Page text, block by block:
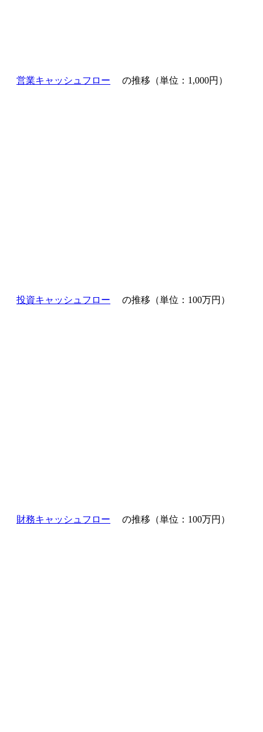
営業キャッシュフロー の推移（単位：1,000円）
投資キャッシュフロー の推移（単位：100万円）
財務キャッシュフロー の推移（単位：100万円）